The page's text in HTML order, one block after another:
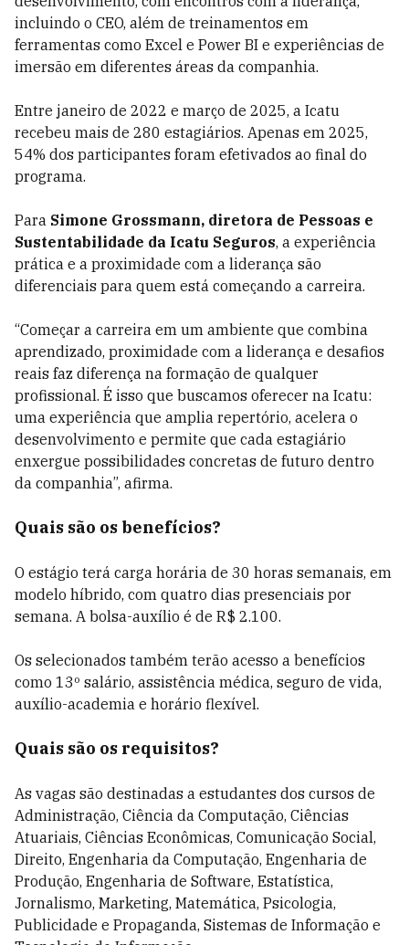
incluindo o CEO, além de treinamentos em
ferramentas como Excel e Power BI e experiências de
imersão em diferentes áreas da companhia.
Entre janeiro de 2022 e março de 2025, a Icatu
recebeu mais de 280 estagiários. Apenas em 2025,
54% dos participantes foram efetivados ao final do
programa.
Para Simone Grossmann, diretora de Pessoas e
Sustentabilidade da Icatu Seguros, a experiência
prática e a proximidade com a liderança são
diferenciais para quem está começando a carreira.
“Começar a carreira em um ambiente que combina
aprendizado, proximidade com a liderança e desafios
reais faz diferença na formação de qualquer
profissional. É isso que buscamos oferecer na Icatu:
uma experiência que amplia repertório, acelera o
desenvolvimento e permite que cada estagiário
enxergue possibilidades concretas de futuro dentro
da companhia”, afirma.
Quais são os benefícios?
O estágio terá carga horária de 30 horas semanais, em
modelo híbrido, com quatro dias presenciais por
semana. A bolsa-auxílio é de R$ 2.100.
Os selecionados também terão acesso a benefícios
como 13º salário, assistência médica, seguro de vida,
auxílio-academia e horário flexível.
Quais são os requisitos?
As vagas são destinadas a estudantes dos cursos de
Administração, Ciência da Computação, Ciências
Atuariais, Ciências Econômicas, Comunicação Social,
Direito, Engenharia da Computação, Engenharia de
Produção, Engenharia de Software, Estatística,
Jornalismo, Marketing, Matemática, Psicologia,
Publicidade e Propaganda, Sistemas de Informação e